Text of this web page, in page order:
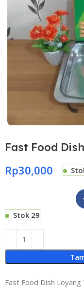
Fast Food
Rp30,000
Stok 29
Fast Food Dish